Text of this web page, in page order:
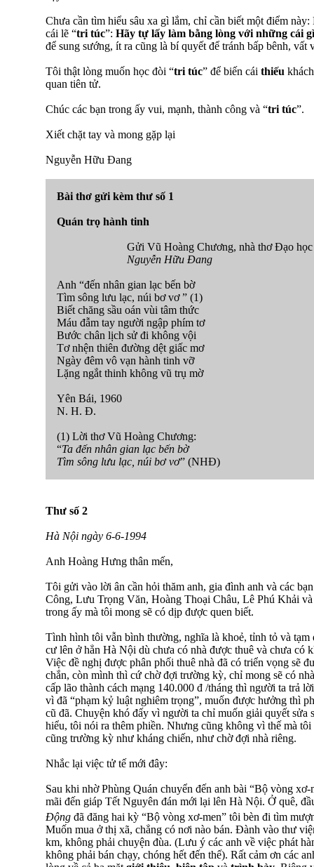
Chưa cần tìm hiểu sâu xa gì lắm, chỉ cần biết một điểm
cái lẽ “tri túc”: Hãy tự lấy làm bằng lòng với những cái
để sung sướng, ít ra cũng là bí quyết để tránh bấp bênh, vất
Tôi thật lòng muốn học đòi “tri túc” để biến cái thiếu
quan tiên tử.
Chúc các bạn trong ấy vui, mạnh, thành công và “tri túc”.
Xiết chặt tay và mong gặp lại
Nguyễn Hữu Đang
Bài thơ gửi kèm thư số 1
Quán trọ hành tinh
Gửi Vũ Hoàng Chương, nhà thơ Đạo học
Nguyễn Hữu Đang
Anh “đến nhân gian lạc bến bờ
Tìm sông lưu lạc, núi bơ vơ ” (1)
Biết chăng sầu oán vùi tâm thức
Máu đẫm tay người ngập phím tơ
Bước chân lịch sử đi không vội
Tơ nhện thiên đường dệt giấc mơ
Ngày đêm vô vạn hành tinh vỡ
Lặng ngắt thinh không vũ trụ mờ
Yên Bái, 1960
N. H. Đ.
(1) Lời thơ Vũ Hoàng Chương:
“Ta đến nhân gian lạc bến bờ
Tìm sông lưu lạc, núi bơ vơ” (NHĐ)
Thư số 2
Hà Nội ngày 6-6-1994
Anh Hoàng Hưng thân mến,
Tôi gửi vào lời ân cần hỏi thăm anh, gia đình anh và các
Công, Lưu Trọng Văn, Hoàng Thoại Châu, Lê Phú Khải
trong ấy mà tôi mong sẽ có dịp được quen biết.
Tình hình tôi vẫn bình thường, nghĩa là khoẻ, tỉnh tỏ và
cư lên ở hẳn Hà Nội dù chưa có nhà được thuê và chưa có
Việc đề nghị được phân phối thuê nhà đã có triển vọng sẽ
chắn, còn mình thì cứ chờ đợi trường kỳ, chỉ mong sẽ có
cấp lão thành cách mạng 140.000 đ /tháng thì người ta trả
vì đã “phạm kỷ luật nghiêm trọng”, muốn được hưởng thì
cũ đã. Chuyện khó đấy vì người ta chỉ muốn giải quyết sửa
hiểu, tôi nói ra thêm phiền. Nhưng cũng không vì thế mà tôi
cũng trường kỳ như kháng chiến, như chờ đợi nhà riêng.
Nhắc lại việc tử tế mới đây:
Sau khi nhờ Phùng Quán chuyển đến anh bài “Bộ vòng
mãi đến giáp Tết Nguyên đán mới lại lên Hà Nội. Ở quê,
Động đã đăng hai kỳ “Bộ vòng xơ-men” tôi bèn đi tìm
Muốn mua ở thị xã, chẳng có nơi nào bán. Đành vào thư
km, không phải chuyện đùa. (Lưu ý các anh về việc phát
không phải bán chạy, chóng hết đến thế). Rất cảm ơn các